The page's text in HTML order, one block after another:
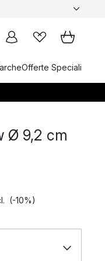
Offerte Speciali
Ø 9,2 cm
(-10%)